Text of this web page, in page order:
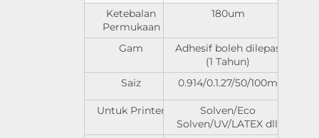
Ketebalan
Permukaan
180um
Gam
Adhesif boleh dilepas
(1 Tahun)
Saiz
0.914/0.1.27/50/100m
Untuk Printer
Solven/Eco
Solven/UV/LATEX dll.